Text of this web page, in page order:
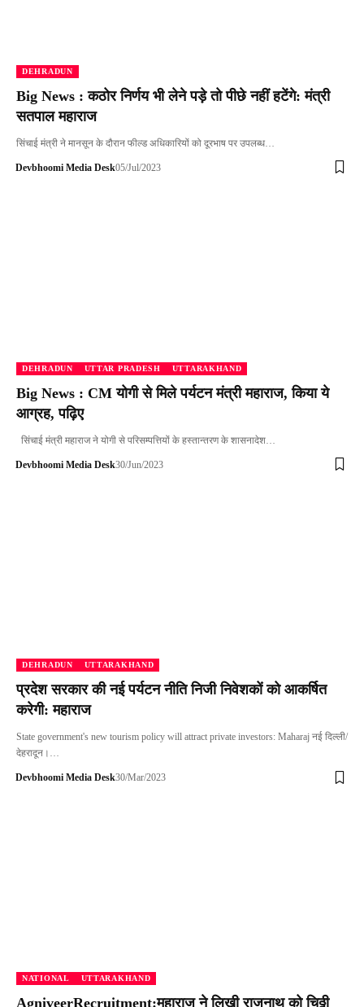
DEHRADUN
Big News : कठोर निर्णय भी लेने पड़े तो पीछे नहीं हटेंगे: मंत्री
सतपाल महाराज
सिंचाई मंत्री ने मानसून के दौरान फील्ड अधिकारियों को दूरभाष पर उपलब्ध…
Devbhoomi Media Desk05/Jul/2023
DEHRADUN UTTAR PRADESH UTTARAKHAND
Big News : CM योगी से मिले पर्यटन मंत्री महाराज, किया ये
आग्रह, पढ़िए
सिंचाई मंत्री महाराज ने योगी से परिसम्पत्तियों के हस्तान्तरण के शासनादेश…
Devbhoomi Media Desk30/Jun/2023
DEHRADUN UTTARAKHAND
प्रदेश सरकार की नई पर्यटन नीति निजी निवेशकों को आकर्षित
करेगी: महाराज
State government's new tourism policy will attract private investors: Maharaj नई दिल्ली/
देहरादून।…
Devbhoomi Media Desk30/Mar/2023
NATIONAL UTTARAKHAND
AgniveerRecruitment:महाराज ने लिखी राजनाथ को चिठ्ठी